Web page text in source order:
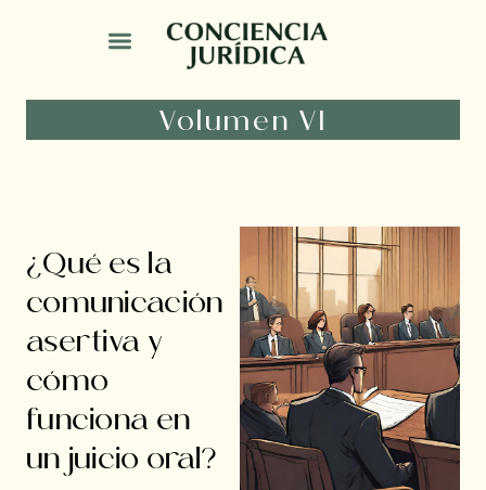
Volumen VI
¿Qué es la
comunicación
asertiva y
cómo
funciona en
un juicio oral?